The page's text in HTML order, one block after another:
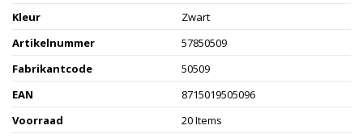
Kleur
Zwart
Artikelnummer
57850509
Fabrikantcode
50509
EAN
8715019505096
Voorraad
20 Items